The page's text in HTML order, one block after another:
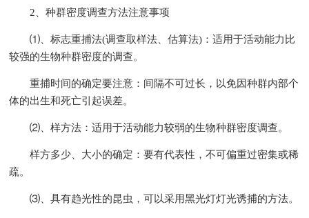
2、种群密度调查方法注意事项
⑴、标志重捕法(调查取样法、估算法)：适用于活动能力比
较强的生物种群密度的调查。
重捕时间的确定要注意：间隔不可过长，以免因种群内部个
体的出生和死亡引起误差。
⑵、样方法：适用于活动能力较弱的生物种群密度调查。
样方多少、大小的确定：要有代表性，不可偏重过密集或稀
疏。
⑶、具有趋光性的昆虫，可以采用黑光灯灯光诱捕的方法。